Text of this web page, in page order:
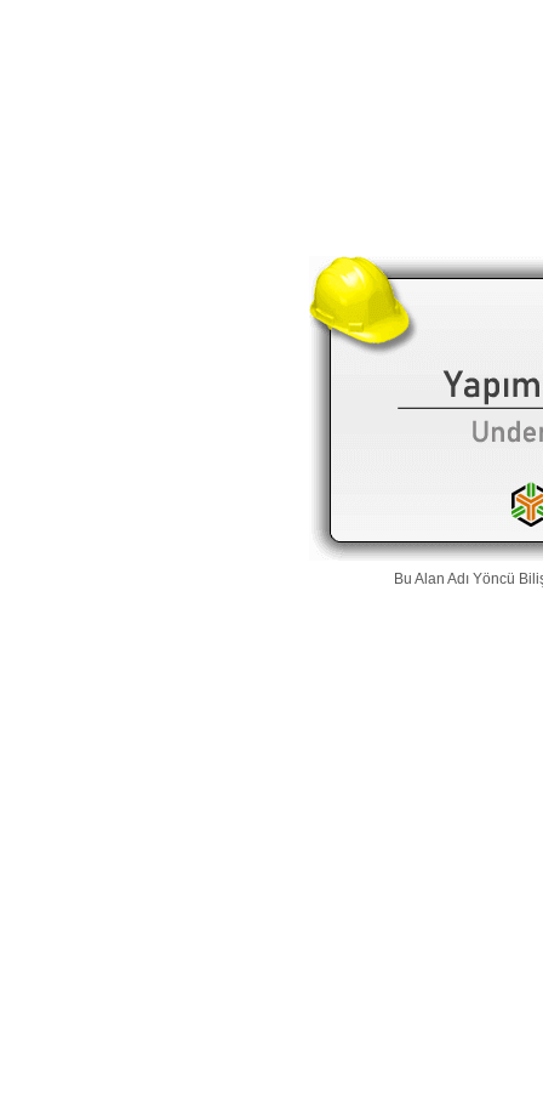
Bu Alan Adı Yöncü